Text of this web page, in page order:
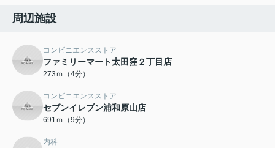
周辺施設
コンビニエンスストア
ファミリーマート太田窪２丁目店
273ｍ（4分）
コンビニエンスストア
セブンイレブン浦和原山店
691ｍ（9分）
内科